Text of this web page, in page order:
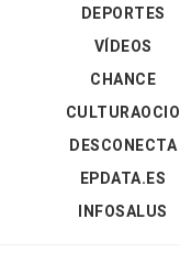
DEPORTES
VÍDEOS
CHANCE
CULTURAOCIO
DESCONECTA
EPDATA.ES
INFOSALUS